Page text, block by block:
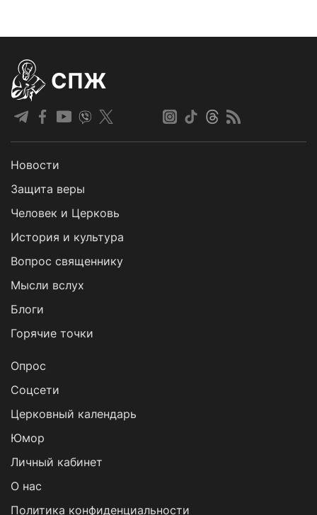
СПЖ
Новости
Защита веры
Человек и Церковь
История и культура
Вопрос священнику
Мысли вслух
Блоги
Горячие точки
Опрос
Cоцсети
Церковный календарь
Юмор
Личный кабинет
О нас
Политика конфиденциальности